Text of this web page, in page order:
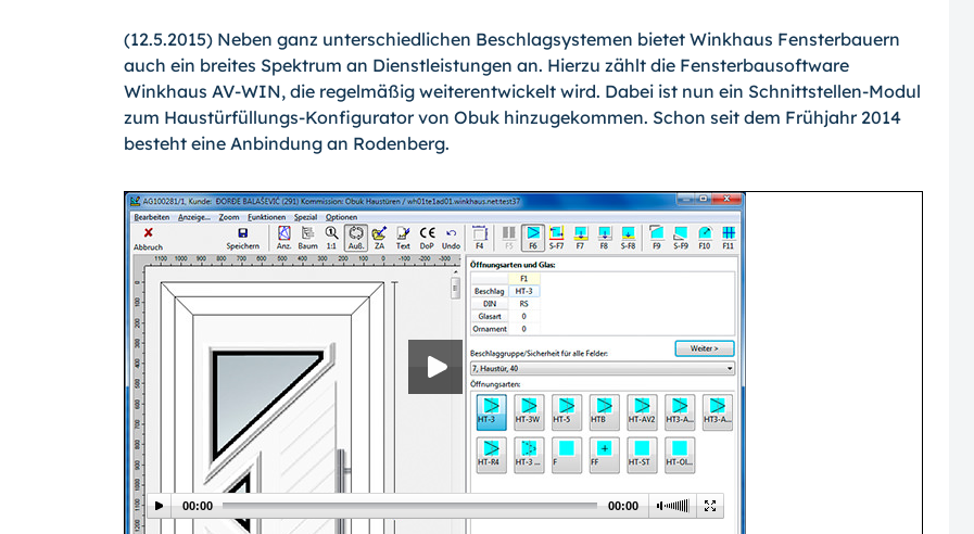
(12.5.2015) Neben ganz unterschiedlichen Beschlagsystemen bietet Winkhaus Fens­terbauern
auch ein breites Spektrum an Dienstleistungen an. Hierzu zählt die Fenster­bausoftware
Winkhaus AV-WIN, die regelmäßig weiterentwickelt wird. Dabei ist nun ein Schnittstellen-Modul
zum Haustürfüllungs-Konfigurator von Obuk hinzugekommen. Schon seit dem Frühjahr 2014
besteht eine Anbindung an Rodenberg.
00:00 00:00